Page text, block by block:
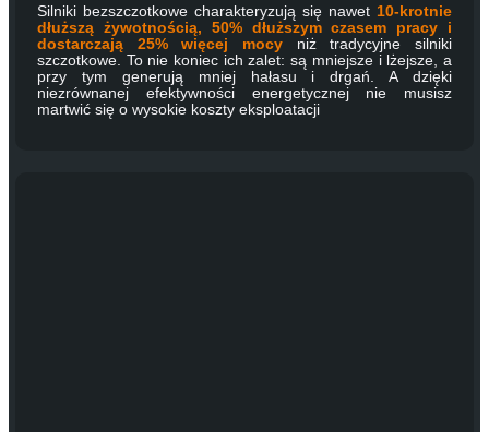
Silniki bezszczotkowe charakteryzują się nawet10-krotnie
dłuższą żywotnością, 50% dłuższym czasem pracy i
dostarczają 25% więcej mocy niż tradycyjne silniki
szczotkowe. To nie koniec ich zalet: są mniejsze i lżejsze, a
przy tym generują mniej hałasu i drgań. A dzięki
niezrównanej efektywności energetycznej nie musisz
martwić się o wysokie koszty eksploatacji